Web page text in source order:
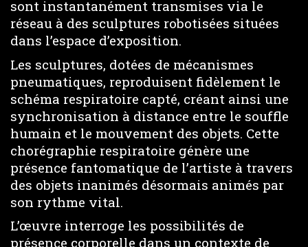
sont instantanément transmises via le
réseau à des sculptures robotisées situées
dans l’espace d’exposition.
Les sculptures, dotées de mécanismes
pneumatiques, reproduisent fidèlement le
schéma respiratoire capté, créant ainsi une
synchronisation à distance entre le souffle
humain et le mouvement des objets. Cette
chorégraphie respiratoire génère une
présence fantomatique de l’artiste à travers
des objets inanimés désormais animés par
son rythme vital.
L’œuvre interroge les possibilités de
présence corporelle dans un contexte de